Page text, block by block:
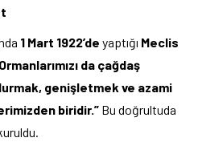
1 Mart 1922’de yaptığı Meclis
da çağdaş
genişletmek ve azami
biridir.” Bu doğrultuda